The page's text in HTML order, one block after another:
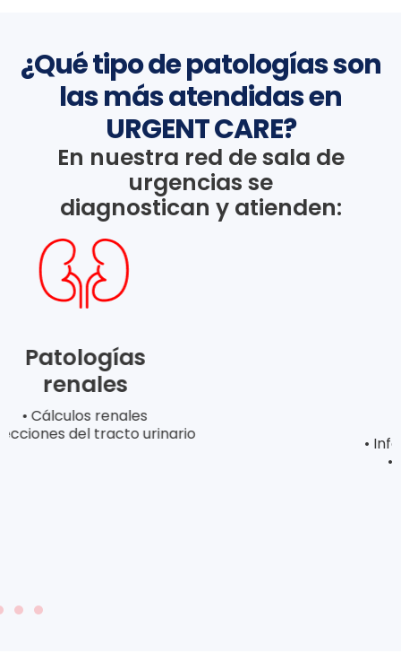
¿Qué tipo de patologías son
las más atendidas en
URGENT CARE?
En nuestra red de sala de
urgencias se
diagnostican y atienden:
Patologías
• Crisis de asma
• Infecciones respiratorias bajas